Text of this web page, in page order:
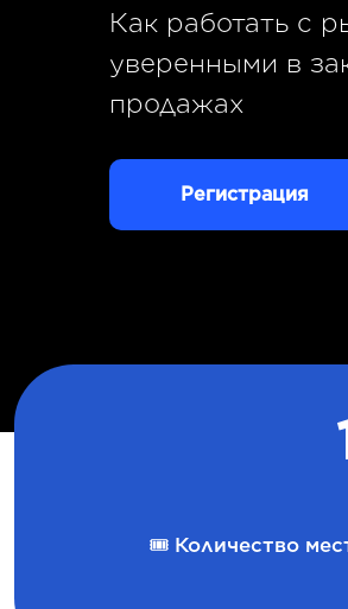
Как работать с
уверенными в
продажах
Регистрация
🎟 Количество